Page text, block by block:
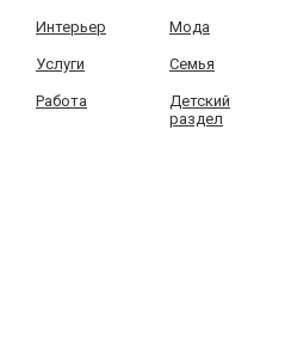
Интерьер Мода
Услуги Семья
Работа
Детский
раздел